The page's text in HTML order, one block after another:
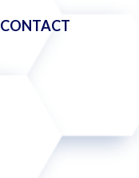
CONTACT